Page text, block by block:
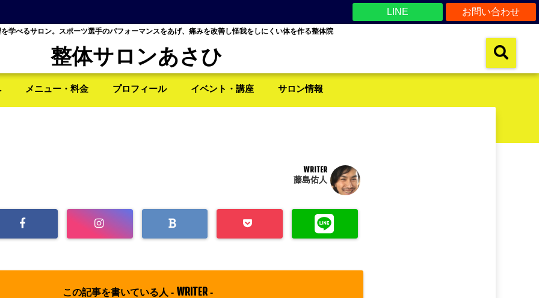
お問い合わせ
LINE
学べるサロン。スポーツ選手のパフォーマンスをあげ、痛みを改善し怪我をしにくい体を作る整体院
整体サロンあさひ
メニュー・料金 プロフィール イベント・講座 サロン情報
WRITER
藤島佑人
この記事を書いている人 - WRITER -